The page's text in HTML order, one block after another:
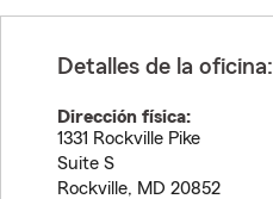
Detalles de la oficina:
Dirección física:
1331 Rockville Pike
Suite S
Rockville, MD 20852